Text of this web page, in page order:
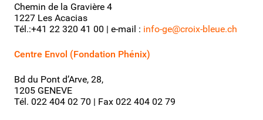
Chemin de la Gravière 4
1227 Les Acacias
Tél.:+41 22 320 41 00 | e-mail : info-ge@croix-bleue.ch
Centre Envol (Fondation Phénix)
Bd du Pont d’Arve, 28,
1205 GENEVE
Tél. 022 404 02 70 | Fax 022 404 02 79